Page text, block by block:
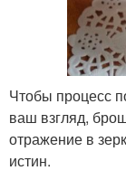
Чтобы процесс
ваш взгляд,
отражение в
истин.